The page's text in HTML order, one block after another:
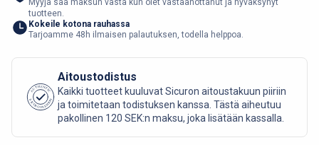
tuotteen.
Kokeile kotona rauhassa
Tarjoamme 48h ilmaisen palautuksen, todella helppoa.
AUTHENTIC
SICURO FASHION
Aitoustodistus
Kaikki tuotteet kuuluvat Sicuron aitoustakuun piiriin
ja toimitetaan todistuksen kanssa. Tästä aiheutuu
pakollinen 120 SEK:n maksu, joka lisätään kassalla.